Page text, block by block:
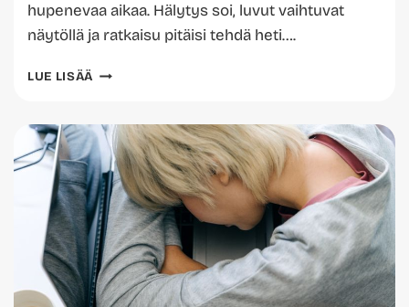
hupenevaa aikaa. Hälytys soi, luvut vaihtuvat
näytöllä ja ratkaisu pitäisi tehdä heti….
LUE LISÄÄ PAINE
SEKUNTEIHIN
–
NÄIN
AIVOT
LUKEVAT
NUMEROITA
KIIREESSÄ